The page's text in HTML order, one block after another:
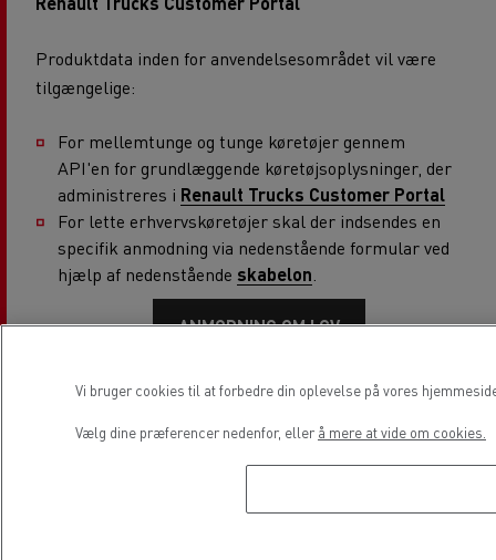
Produktdata inden for anvendelsesområdet vil være
tilgængelige:
For mellemtunge og tunge køretøjer gennem
API'en for grundlæggende køretøjsoplysninger, der
administreres i Renault Trucks Customer Portal
For lette erhvervskøretøjer skal der indsendes en
specifik anmodning via nedenstående formular ved
hjælp af nedenstående skabelon
ANMODNING OM LCV
Vi bruger cookies til at forbedre din oplevelse på vores
Vælg dine præferencer nedenfor, eller å mere at vide om cookies.